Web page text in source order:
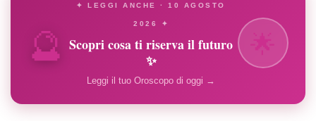
🔮
✦ LEGGI ANCHE · 10 AGOSTO
2026 ✦
Scopri cosa ti riserva il futuro
✨
Leggi il tuo Oroscopo di oggi →